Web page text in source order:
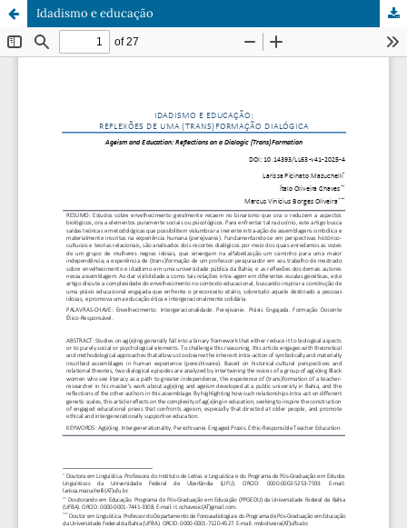
Idadismo e educação